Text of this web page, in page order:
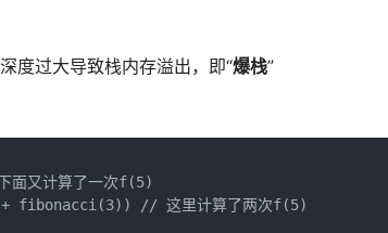
度过大导致栈内存溢出，即“爆栈”
又计算了一次f(5)
// 这里计算了两次f(5)